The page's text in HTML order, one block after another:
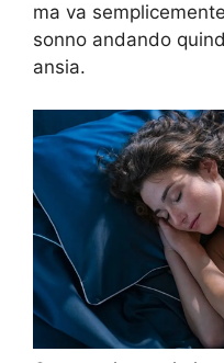
ma va
sonno andando
ansia.